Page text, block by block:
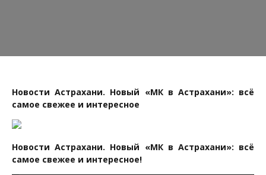
Новости Астрахани. Новый «МК в Астрахани»: всё
самое свежее и интересное
Новости Астрахани. Новый «МК в Астрахани»: всё
самое свежее и интересное!